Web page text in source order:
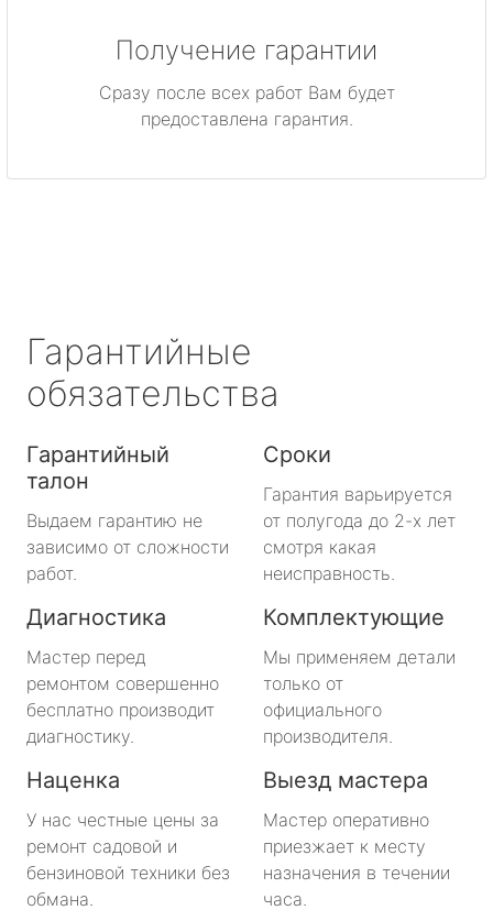
Получение гарантии
Сразу после всех работ Вам будет
предоставлена гарантия.
Гарантийные
обязательства
Гарантийный
талон
Выдаем гарантию не
зависимо от сложности
работ.
Сроки
Гарантия варьируется
от полугода до 2-х лет
смотря какая
неисправность.
Диагностика
Мастер перед
ремонтом совершенно
бесплатно производит
диагностику.
Комплектующие
Мы применяем детали
только от
официального
производителя.
Наценка
У нас честные цены за
ремонт садовой и
бензиновой техники без
обмана.
Выезд мастера
Мастер оперативно
приезжает к месту
назначения в течении
часа.